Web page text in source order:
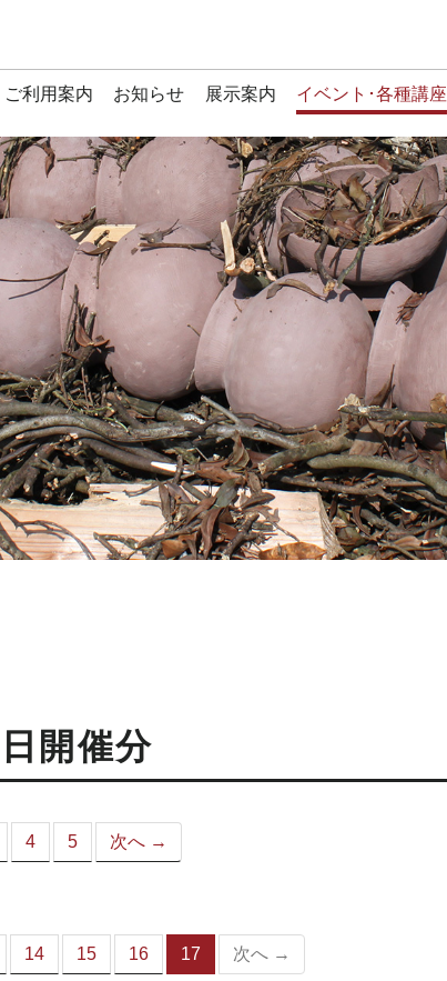
ご利用案内 お知らせ 展示案内 イベント･各種講座
開催分
4 5 次へ →
14 15 16 17
（こ次へ →